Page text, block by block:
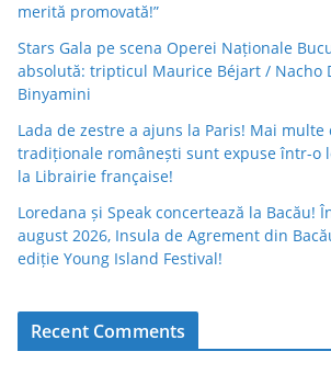
merită promovată!”
Stars Gala pe scena Operei Naționale
absolută: tripticul Maurice Béjart / Nacho
Binyamini
Lada de zestre a ajuns la Paris! Mai
tradiționale românești sunt expuse într-o
la Librairie française!
Loredana și Speak concertează la Bacău!
august 2026, Insula de Agrement din
ediție Young Island Festival!
Recent Comments